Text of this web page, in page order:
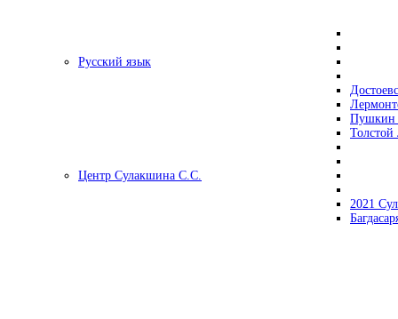
Русский язык
Центр Сулакшина С.С.
2021